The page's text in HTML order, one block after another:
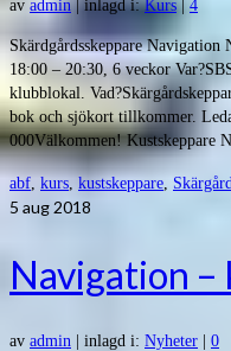
av admin |inlagd i:Kurs | 4
Skärdgårdsskeppare
18:00 – 20:30, 6 veckor
klubblokal.
bok och sjökort tillkommer.
000Välkommen! Kustskeppare
abf, kurs, kustskeppare,
5 aug 2018
Navigation –
av admin inlagd i: Nyheter 0